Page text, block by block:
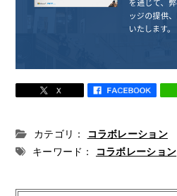
カテゴリ：
コラボレーション
キーワード：
コラボレーション